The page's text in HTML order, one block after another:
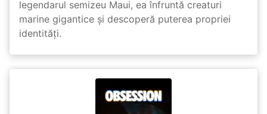
legendarul semizeu Maui, ea înfruntă creaturi
marine gigantice și descoperă puterea propriei
identități.